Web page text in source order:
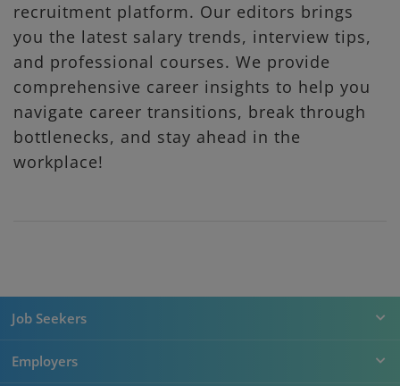
recruitment platform. Our editors brings
you the latest salary trends, interview tips,
and professional courses. We provide
comprehensive career insights to help you
navigate career transitions, break through
bottlenecks, and stay ahead in the
workplace!
Job Seekers
Employers